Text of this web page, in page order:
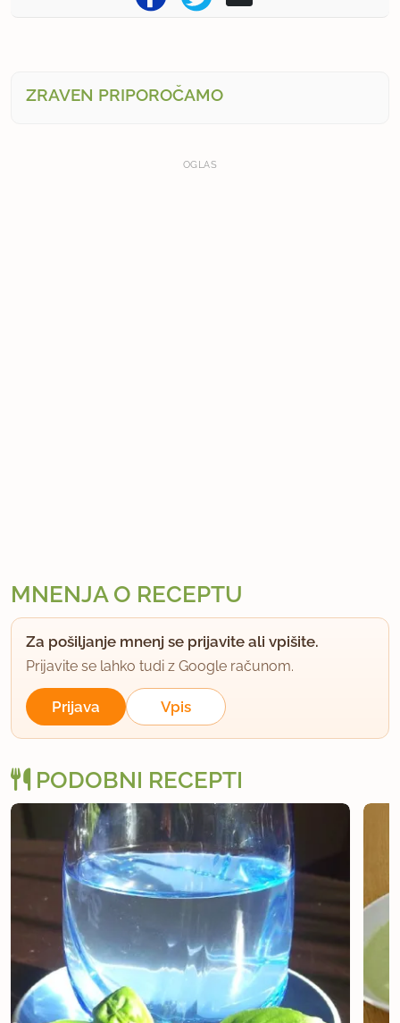
ZRAVEN PRIPOROČAMO
OGLAS
MNENJA O RECEPTU
Za pošiljanje mnenj se prijavite ali vpišite.
Prijavite se lahko tudi z Google računom.
Prijava Vpis
PODOBNI RECEPTI